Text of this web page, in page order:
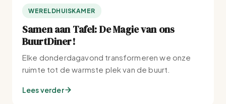
WERELDHUISKAMER
Samen aan Tafel: De Magie van ons
BuurtDiner!
Elke donderdagavond transformeren we onze
ruimte tot de warmste plek van de buurt.
Lees verder